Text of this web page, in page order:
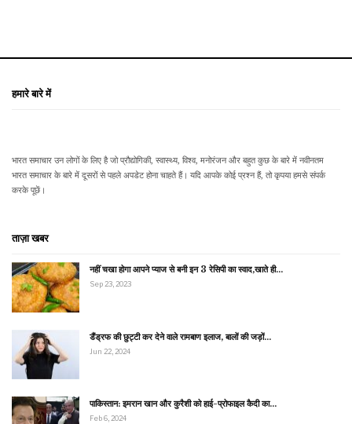
हमारे बारे में
भारत समाचार उन लोगों के लिए है जो प्रौद्योगिकी, स्वास्थ्य, विश्व, मनोरंजन और बहुत कुछ के बारे में नवीनतम
भारत समाचार के बारे में दूसरों से पहले अपडेट होना चाहते हैं। यदि आपके कोई प्रश्न हैं, तो कृपया हमसे संपर्क
करके पूछें।
ताज़ा खबर
नहीं चखा होगा आपने प्याज से बनी इन 3 रेसिपी का स्वाद,खाते ही…
Sep 23, 2023
डैंड्रफ की छुट्टी कर देने वाले रामबाण इलाज, बालों की जड़ों…
Jun 22, 2024
पाकिस्तान: इमरान खान और कुरैशी को हाई-प्रोफाइल कैदी का…
Feb 6, 2024